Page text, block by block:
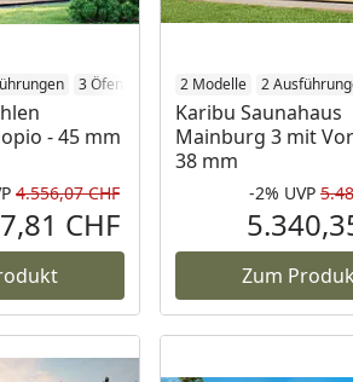
3 Öfen
- 45 mm
Rabatt in Prozent
Ursprünglicher Preis
4.556,07 CHF
Aktueller Preis
CHF
2 Modelle 2
Karibu Saunahaus
Mainburg 3 mit
38 mm
-2% UVP
Zum